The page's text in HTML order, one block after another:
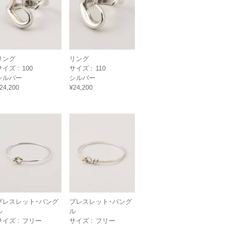
ング
イズ : 100
ルバー
リング
サイズ : 110
シルバー
¥24,200
レスレット･バング
イズ : フリー
ブレスレット･バング
ル
サイズ : フリー